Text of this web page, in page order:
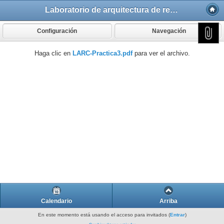
Laboratorio de arquitectura de redes de comunicaciones
Configuración Navegación
Haga clic en LARC-Practica3.pdfpara ver el archivo.
Calendario Arriba
En este momento está usando el acceso para invitados (Entrar)